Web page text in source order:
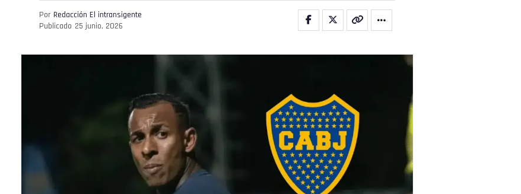
Por Redacción El intransigente
Publicado 25 junio, 2026